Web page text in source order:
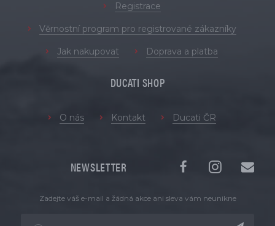
Registrace
Věrnostní program pro registrované zákazníky
Jak nakupovat Doprava a platba
DUCATI SHOP
O nás Kontakt Ducati ČR
NEWSLETTER
Zadejte váš e-mail a žádná akce ani sleva vám neunikne